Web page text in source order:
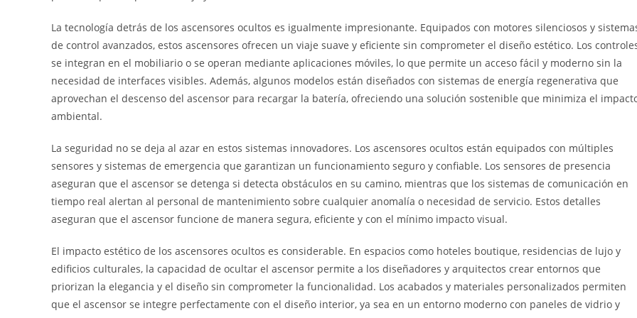
La tecnología detrás de los ascensores ocultos es igualmente impresionante. Equipados con motores silenciosos y
de control avanzados, estos ascensores ofrecen un viaje suave y eficiente sin comprometer el diseño estético. Los
se integran en el mobiliario o se operan mediante aplicaciones móviles, lo que permite un acceso fácil y moderno sin la
necesidad de interfaces visibles. Además, algunos modelos están diseñados con sistemas de energía regenerativa que
aprovechan el descenso del ascensor para recargar la batería, ofreciendo una solución sostenible que minimiza el
ambiental.
La seguridad no se deja al azar en estos sistemas innovadores. Los ascensores ocultos están equipados con múltiples
sensores y sistemas de emergencia que garantizan un funcionamiento seguro y confiable. Los sensores de presencia
aseguran que el ascensor se detenga si detecta obstáculos en su camino, mientras que los sistemas de comunicación en
tiempo real alertan al personal de mantenimiento sobre cualquier anomalía o necesidad de servicio. Estos detalles
aseguran que el ascensor funcione de manera segura, eficiente y con el mínimo impacto visual.
El impacto estético de los ascensores ocultos es considerable. En espacios como hoteles boutique, residencias de lujo y
edificios culturales, la capacidad de ocultar el ascensor permite a los diseñadores y arquitectos crear entornos que
priorizan la elegancia y el diseño sin comprometer la funcionalidad. Los acabados y materiales personalizados permiten
que el ascensor se integre perfectamente con el diseño interior, ya sea en un entorno moderno con paneles de vidrio y